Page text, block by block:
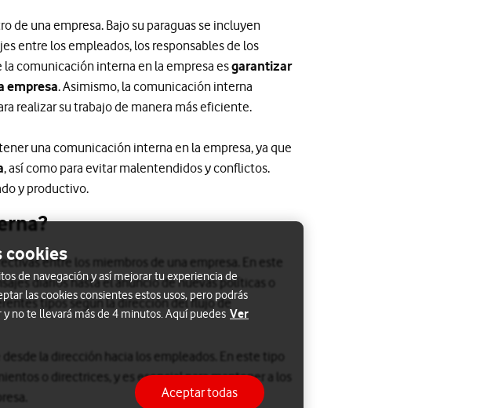
de una empresa. Bajo su paraguas se incluyen
entre los empleados, los responsables de los
comunicación interna en la empresa esgarantizar
empresa. Asimismo, la comunicación interna
realizar su trabajo de manera más eficiente.
una comunicación interna en la empresa, ya que
, así como para evitar malentendidos y conflictos.
y productivo.
entre los miembros de una empresa. En este
diarios hasta el anuncio de nuevas políticas o
tipos según la dirección del flujo de
la dirección hacia los empleados. En este tipo
o directrices, y es esencial para mantener a los
cookies
de navegación y así mejorar tu experiencia de
las cookies consientes estos usos, pero podrás
no te llevará más de 4 minutos. Aquí puedes Ver
Aceptar todas